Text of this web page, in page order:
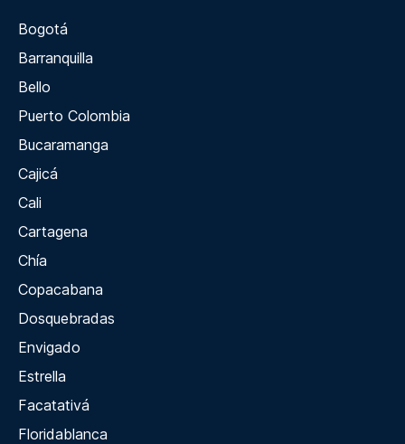
Bogotá
Barranquilla
Bello
Puerto Colombia
Bucaramanga
Cajicá
Cali
Cartagena
Chía
Copacabana
Dosquebradas
Envigado
Estrella
Facatativá
Floridablanca